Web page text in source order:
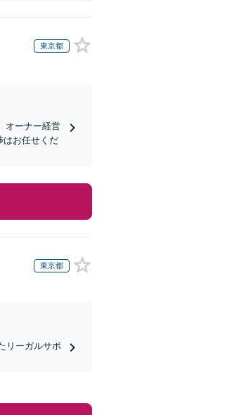
東京都
オーナー経営
はお任せくだ
東京都
リーガルサポ